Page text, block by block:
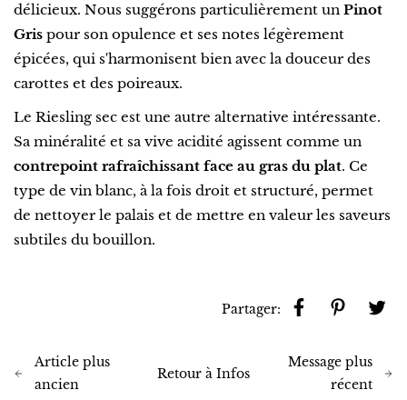
délicieux. Nous suggérons particulièrement un Pinot
Gris pour son opulence et ses notes légèrement
épicées, qui s'harmonisent bien avec la douceur des
carottes et des poireaux.
Le Riesling sec est une autre alternative intéressante.
Sa minéralité et sa vive acidité agissent comme un
contrepoint rafraîchissant face au gras du plat. Ce
type de vin blanc, à la fois droit et structuré, permet
de nettoyer le palais et de mettre en valeur les saveurs
subtiles du bouillon.
Partager:
Article plus
ancien
Retour à Infos
Message plus
récent